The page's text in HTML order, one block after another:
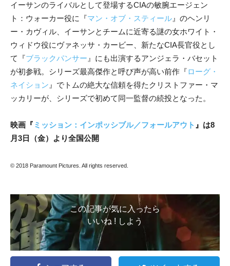
イーサンのライバルとして登場するCIAの敏腕エージェン
ト：ウォーカー役に『マン・オブ・スティール 』のヘンリ
ー・カヴィル、イーサンとチームに近寄る謎の女ホワイト・
ウィドウ役にヴァネッサ・カービー、新たなCIA長官役とし
て『ブラックパンサー 』にも出演するアンジェラ・バセット
が初参戦。シリーズ最高傑作と呼び声が高い前作『ローグ・
ネイション 』でトムの絶大な信頼を得たクリストファー・マ
ッカリーが、シリーズで初めて同一監督の続投となった。
映画『 ミッション：インポッシブル／フォールアウト 』は8
月3日（金）より全国公開
© 2018 Paramount Pictures. All rights reserved.
この記事が気に入ったら
いいね ! しよう